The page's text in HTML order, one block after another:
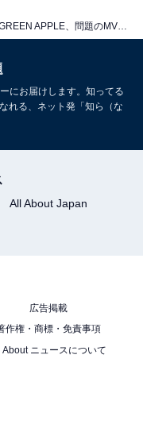
Mrs. GREEN APPLE、問題のMVを公開停止し謝罪「歴史や文化的な背景への理解に欠ける表現が含まれていた」
にお届けします。知ってる
れる、ネット発「知ら（な
All About Japan
広告掲載
作権・商標・免責事項
About ニュースについて